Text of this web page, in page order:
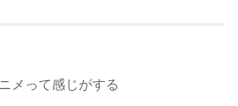
メって感じがする